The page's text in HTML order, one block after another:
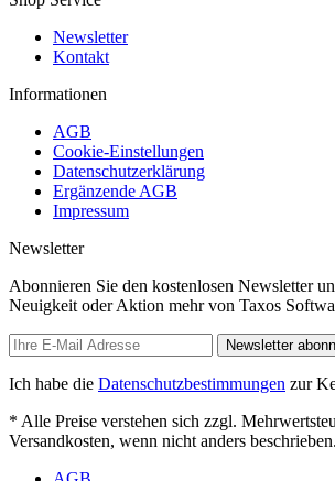
Newsletter
Kontakt
Informationen
AGB
Cookie-Einstellungen
Datenschutzerklärung
Ergänzende AGB
Impressum
Newsletter
Abonnieren Sie den kostenlosen Newsletter
Neuigkeit oder Aktion mehr von Taxos
Newsletter
Ich habe die Datenschutzbestimmungen zur
* Alle Preise verstehen sich zzgl.
Versandkosten, wenn nicht anders beschrieben.